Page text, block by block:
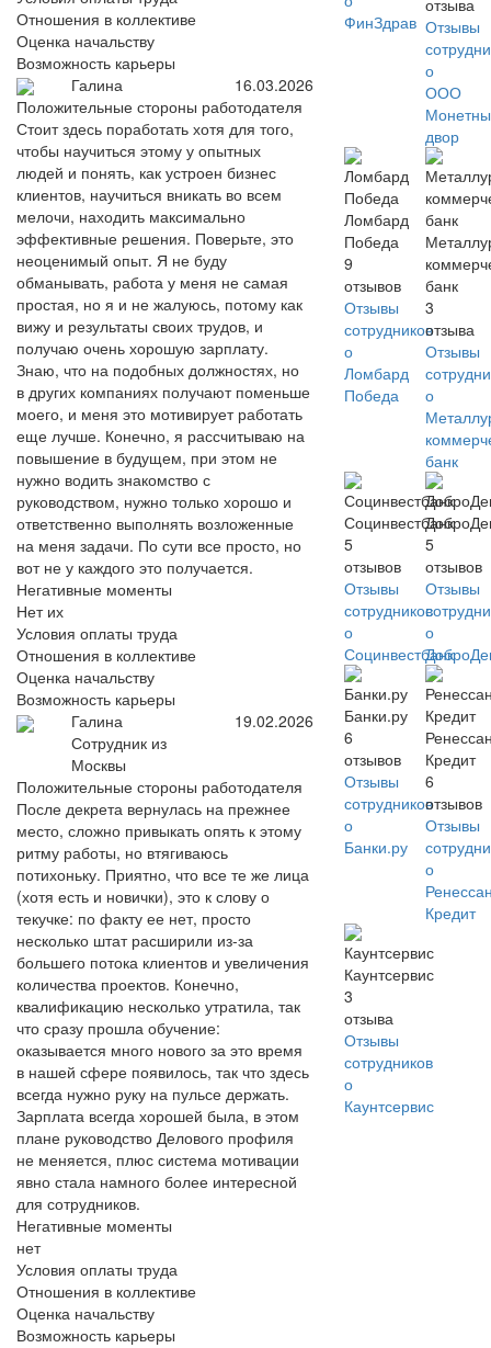
Отношения в коллективе
Оценка начальству
Возможность карьеры
Галина
16.03.2026
Положительные стороны работодателя
Стоит здесь поработать хотя для того,
чтобы научиться этому у опытных
людей и понять, как устроен бизнес
клиентов, научиться вникать во всем
мелочи, находить максимально
эффективные решения. Поверьте, это
неоценимый опыт. Я не буду
обманывать, работа у меня не самая
простая, но я и не жалуюсь, потому как
вижу и результаты своих трудов, и
получаю очень хорошую зарплату.
Знаю, что на подобных должностях, но
в других компаниях получают поменьше
моего, и меня это мотивирует работать
еще лучше. Конечно, я рассчитываю на
повышение в будущем, при этом не
нужно водить знакомство с
руководством, нужно только хорошо и
ответственно выполнять возложенные
на меня задачи. По сути все просто, но
вот не у каждого это получается.
Негативные моменты
Нет их
Условия оплаты труда
Отношения в коллективе
Оценка начальству
Возможность карьеры
Галина
Сотрудник из
Москвы
19.02.2026
Положительные стороны работодателя
После декрета вернулась на прежнее
место, сложно привыкать опять к этому
ритму работы, но втягиваюсь
потихоньку. Приятно, что все те же лица
(хотя есть и новички), это к слову о
текучке: по факту ее нет, просто
несколько штат расширили из-за
большего потока клиентов и увеличения
количества проектов. Конечно,
квалификацию несколько утратила, так
что сразу прошла обучение:
оказывается много нового за это время
в нашей сфере появилось, так что здесь
всегда нужно руку на пульсе держать.
Зарплата всегда хорошей была, в этом
плане руководство Делового профиля
не меняется, плюс система мотивации
явно стала намного более интересной
для сотрудников.
Негативные моменты
нет
Условия оплаты труда
Отношения в коллективе
Оценка начальству
Возможность карьеры
ФинЗдрав
отзыва
Отзывы
о
ООО
двор
Ломбард
Победа
9
отзывов
Отзывы
сотрудников
о
Ломбард
Победа
банк
3
отзыва
Отзывы
о
банк
Социнвестбанк
5
отзывов
Отзывы
сотрудников
о
Социнвестбанк
5
отзывов
Отзывы
о
Банки.ру
6
отзывов
Отзывы
сотрудников
о
Банки.ру
Кредит
6
отзывов
Отзывы
о
Кредит
Каунтсервис
3
отзыва
Отзывы
сотрудников
о
Каунтсервис